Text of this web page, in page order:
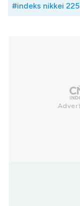
#indeks nikkei 225